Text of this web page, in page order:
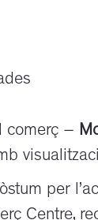
comerç –
per
Centre,